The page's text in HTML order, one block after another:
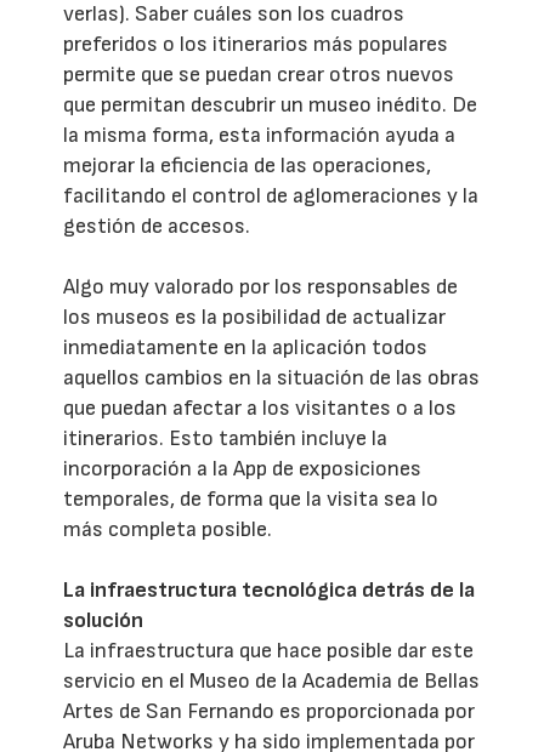
verlas). Saber cuáles son los cuadros
preferidos o los itinerarios más populares
permite que se puedan crear otros nuevos
que permitan descubrir un museo inédito. De
la misma forma, esta información ayuda a
mejorar la eficiencia de las operaciones,
facilitando el control de aglomeraciones y la
gestión de accesos.
Algo muy valorado por los responsables de
los museos es la posibilidad de actualizar
inmediatamente en la aplicación todos
aquellos cambios en la situación de las obras
que puedan afectar a los visitantes o a los
itinerarios. Esto también incluye la
incorporación a la App de exposiciones
temporales, de forma que la visita sea lo
más completa posible.
La infraestructura tecnológica detrás de la
solución
La infraestructura que hace posible dar este
servicio en el Museo de la Academia de Bellas
Artes de San Fernando es proporcionada por
Aruba Networks y ha sido implementada por